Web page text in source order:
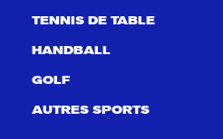
TENNIS DE TABLE
HANDBALL
GOLF
AUTRES SPORTS